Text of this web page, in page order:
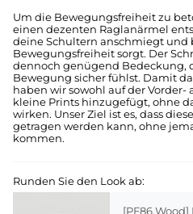
Um die Bewegungsfreiheit zu
einen dezenten Raglanärmel
deine Schultern anschmiegt und
Bewegungsfreiheit sorgt. Der
dennoch genügend Bedeckung,
Bewegung sicher fühlst. Damit
haben wir sowohl auf der Vorder-
kleine Prints hinzugefügt, ohne
wirken. Unser Ziel ist es, dass
getragen werden kann, ohne
kommen.
Runden Sie den Look ab: